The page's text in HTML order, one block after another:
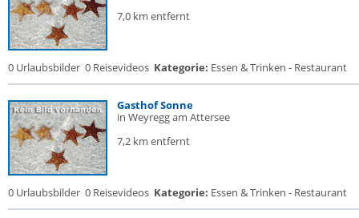
7,0 km entfernt
0 Urlaubsbilder 0 Reisevideos Kategorie: Essen & Trinken - Restaurant
Gasthof Sonne
in Weyregg am Attersee
7,2 km entfernt
0 Urlaubsbilder 0 Reisevideos Kategorie: Essen & Trinken - Restaurant